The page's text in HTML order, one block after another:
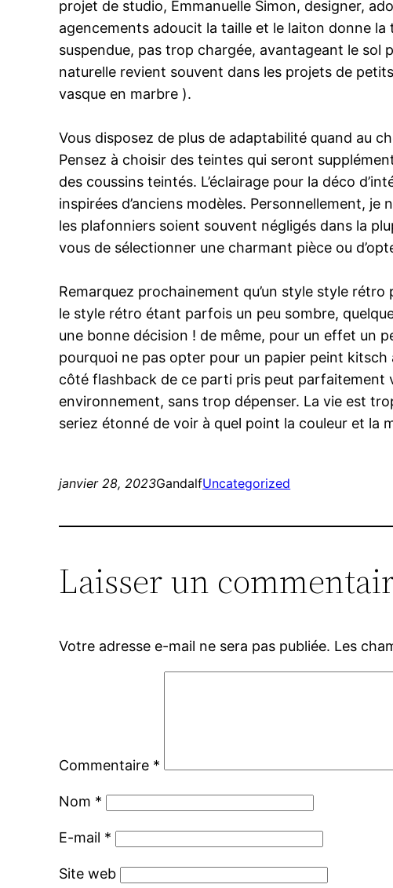
projet de studio, Emmanuelle Simon, designer,
agencements adoucit la taille et le laiton donne
suspendue, pas trop chargée, avantageant le sol
naturelle revient souvent dans les projets de
vasque en marbre ).
Vous disposez de plus de adaptabilité quand au
Pensez à choisir des teintes qui seront
des coussins teintés. L’éclairage pour la déco
inspirées d’anciens modèles. Personnellement,
les plafonniers soient souvent négligés dans la
vous de sélectionner une charmant pièce ou
Remarquez prochainement qu’un style style
le style rétro étant parfois un peu sombre,
une bonne décision ! de même, pour un effet un
pourquoi ne pas opter pour un papier peint
côté flashback de ce parti pris peut parfaitement
environnement, sans trop dépenser. La vie est
seriez étonné de voir à quel point la couleur et la
janvier 28, 2023GandalfUncategorized
Laisser un
Votre adresse e-mail ne sera pas publiée. Les
Commentaire *
Nom *
E-mail *
Site web